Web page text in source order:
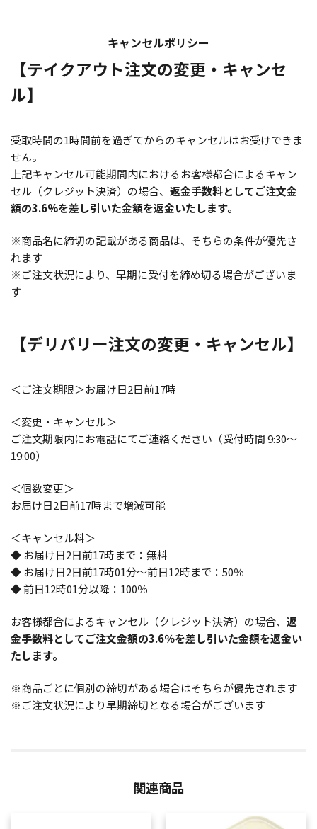
キャンセルポリシー
【テイクアウト注文の変更・キャンセ
ル】
受取時間の1時間前を過ぎてからのキャンセルはお受けできま
せん。
上記キャンセル可能期間内におけるお客様都合によるキャン
セル（クレジット決済）の場合、 返金手数料としてご注文金
額の3.6%を差し引いた金額を返金いたします。
※商品名に締切の記載がある商品は、そちらの条件が優先さ
れます
※ご注文状況により、早期に受付を締め切る場合がございま
す
【デリバリー注文の変更・キャンセル】
＜ご注文期限＞お届け日2日前17時
＜変更・キャンセル＞
ご注文期限内にお電話にてご連絡ください（受付時間 9:30～
19:00）
＜個数変更＞
お届け日2日前17時まで増減可能
＜キャンセル料＞
◆ お届け日2日前17時まで：無料
◆ お届け日2日前17時01分～前日12時まで：50％
◆ 前日12時01分以降：100％
お客様都合によるキャンセル（クレジット決済）の場合、 返
金手数料としてご注文金額の3.6％を差し引いた金額を返金い
たします。
※商品ごとに個別の締切がある場合はそちらが優先されます
※ご注文状況により早期締切となる場合がございます
関連商品